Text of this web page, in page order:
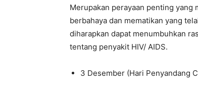
Merupakan perayaan penting yang
berbahaya dan mematikan yang
diharapkan dapat menumbuhkan
tentang penyakit HIV/ AIDS.
3 Desember (Hari Penyandang